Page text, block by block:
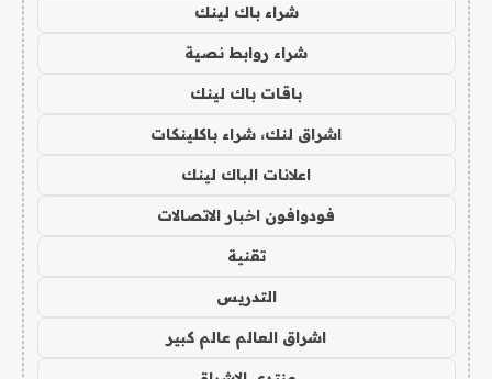
شراء باك لينك
شراء روابط نصية
باقات باك لينك
اشراق لنك، شراء باكلينكات
اعلانات الباك لينك
فودوافون اخبار الاتصالات
تقنية
التدريس
اشراق العالم عالم كبير